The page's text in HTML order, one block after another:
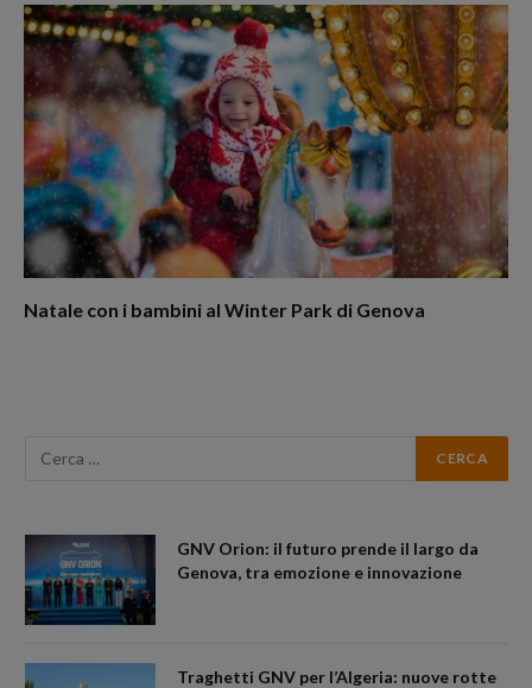
Natale con i bambini al Winter Park di Genova
GNV Orion: il futuro prende il largo da
Genova, tra emozione e innovazione
Traghetti GNV per l’Algeria: nuove rotte